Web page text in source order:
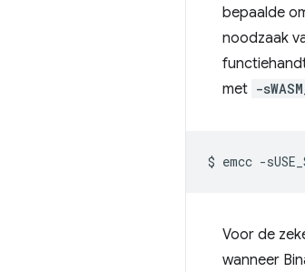
bepaalde
noodzaak
met -
$ emcc -
Voor de
wanneer